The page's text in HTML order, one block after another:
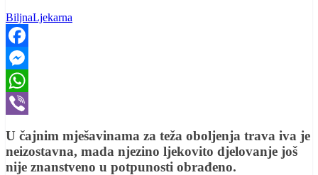
BiljnaLjekarna
Facebook
Messenger
WhatsApp
U čajnim mješavinama za teža oboljenja trava iva je
neizostavna, mada njezino ljekovito djelovanje još
nije znanstveno u potpunosti obrađeno.